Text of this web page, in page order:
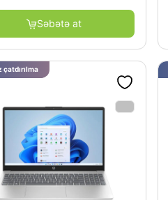
Səbətə at
çatdırılma